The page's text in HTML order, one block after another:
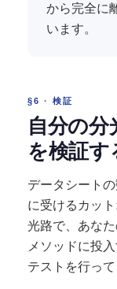
から完全に
います。
§6 · 検証
自分の分
を検証す
データシート
に受けるカッ
光路で、あな
メソッドに投
テストを行って